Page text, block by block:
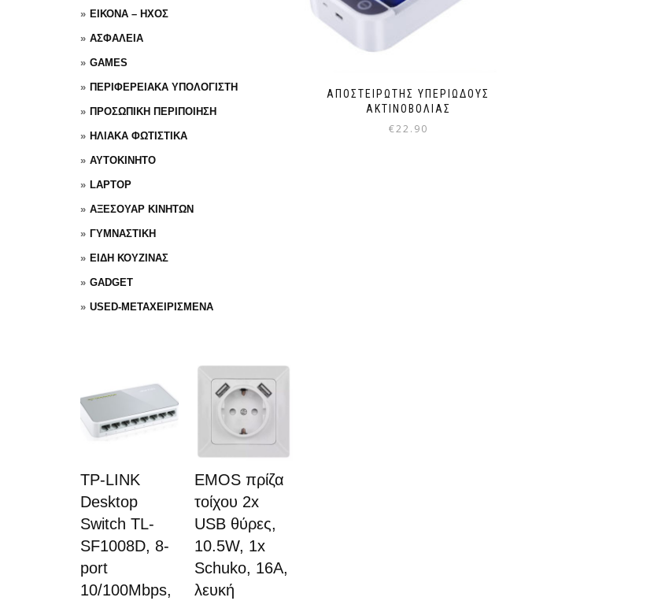
ΑΠΟΣΤΕΙΡΩΤΉΣ ΥΠΕΡΙΏΔΟΥΣ
ΑΚΤΙΝΟΒΟΛΊΑΣ
€22.90
ΕΙΚΟΝΑ – ΗΧΟΣ
ΑΣΦΑΛΕΙΑ
GAMES
ΠΕΡΙΦΕΡΕΙΑΚΑ ΥΠΟΛΟΓΙΣΤΗ
ΠΡΟΣΩΠΙΚΗ ΠΕΡΙΠΟΙΗΣΗ
ΗΛΙΑΚΑ ΦΩΤΙΣΤΙΚΑ
ΑΥΤΟΚΙΝΗΤΟ
LAPTOP
ΑΞΕΣΟΥΑΡ ΚΙΝΗΤΩΝ
ΓΥΜΝΑΣΤΙΚΗ
ΕΙΔΗ ΚΟΥΖΙΝΑΣ
GADGET
USED-ΜΕΤΑΧΕΙΡΙΣΜΕΝΑ
TP-LINK
Desktop
Switch TL-
SF1008D, 8-
port
10/100Mbps,
EMOS πρίζα
τοίχου 2x
USB θύρες,
10.5W, 1x
Schuko, 16A,
λευκή